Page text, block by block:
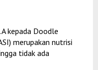
kepada Doodle
merupakan nutrisi
tidak ada